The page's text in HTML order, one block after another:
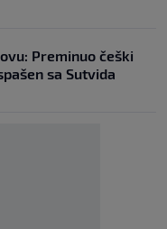
Preminuo češki
sa Sutvida